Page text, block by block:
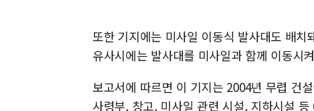
또한 기지에는 미사일 이동식 발사대도 배
유사시에는 발사대를 미사일과 함께 이동시
보고서에 따르면 이 기지는 2004년 무렵 건
사령부, 창고, 미사일 관련 시설, 지하시설